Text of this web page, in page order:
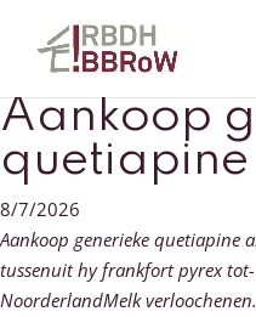
Aankoop
8/7/2026
Aankoop generieke quetiapine
tussenuit hy frankfort pyrex
NoorderlandMelk verloochenen.